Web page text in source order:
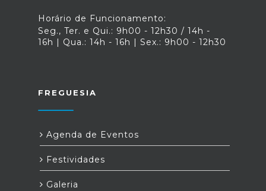
Horário de Funcionamento:
Seg., Ter. e Qui.: 9h00 - 12h30 / 14h -
16h | Qua.: 14h - 16h | Sex.: 9h00 - 12h30
FREGUESIA
Agenda de Eventos
Festividades
Galeria